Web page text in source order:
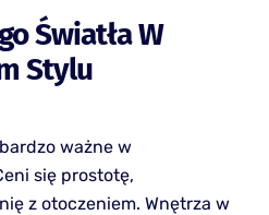
Światła W
Stylu
ważne w
się prostotę,
z otoczeniem. Wnętrza w